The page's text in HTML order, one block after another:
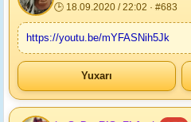
🕒 18.09.2020 / 22:02 · #683
https://youtu.be/mYFASNih5Jk
Yuxarı